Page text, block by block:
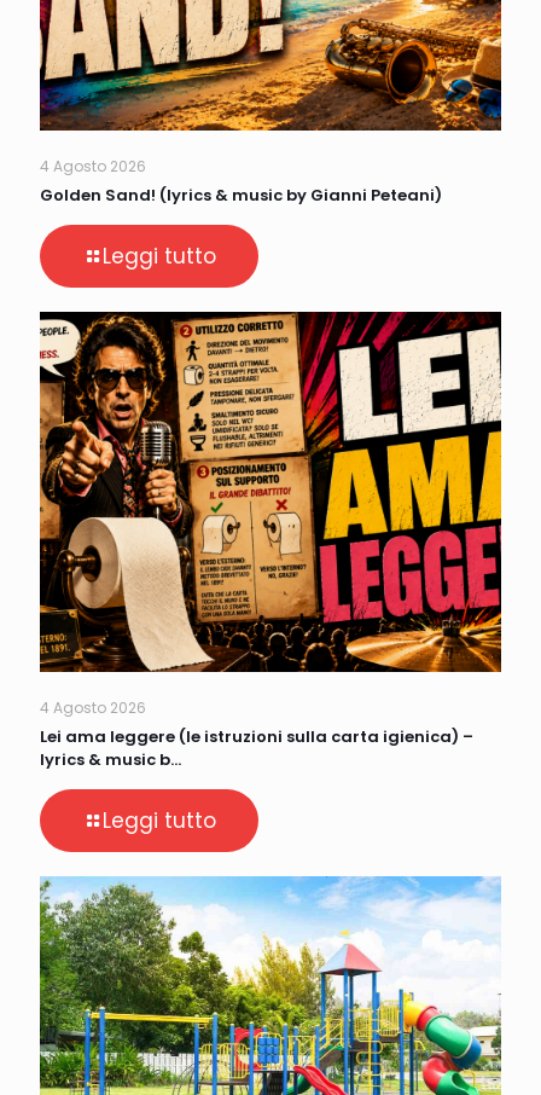
4 Agosto 2026
Golden Sand! (lyrics & music by Gianni Peteani)
Leggi tutto
4 Agosto 2026
Lei ama leggere (le istruzioni sulla carta igienica) –
lyrics & music b…
Leggi tutto